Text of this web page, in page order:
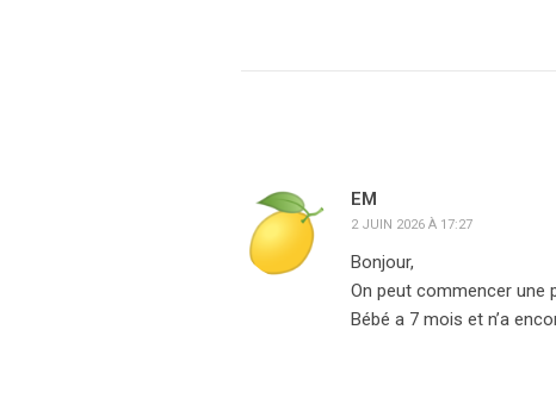
EM
2 JUIN 2026 À 17:27
Bonjour,
On peut commencer une
Bébé a 7 mois et n’a